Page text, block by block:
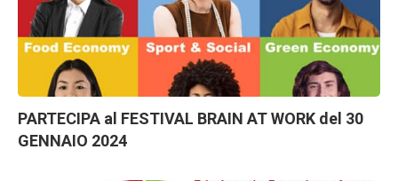
PARTECIPA al FESTIVAL BRAIN AT WORK del 30
GENNAIO 2024